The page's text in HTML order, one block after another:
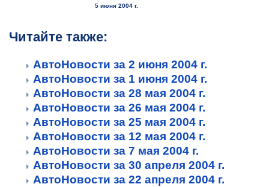
5 июня 2004 г.
Читайте также:
АвтоНовости за 2 июня 2004 г.
АвтоНовости за 1 июня 2004 г.
АвтоНовости за 28 мая 2004 г.
АвтоНовости за 26 мая 2004 г.
АвтоНовости за 25 мая 2004 г.
АвтоНовости за 12 мая 2004 г.
АвтоНовости за 7 мая 2004 г.
АвтоНовости за 30 апреля 2004 г.
АвтоНовости за 22 апреля 2004 г.